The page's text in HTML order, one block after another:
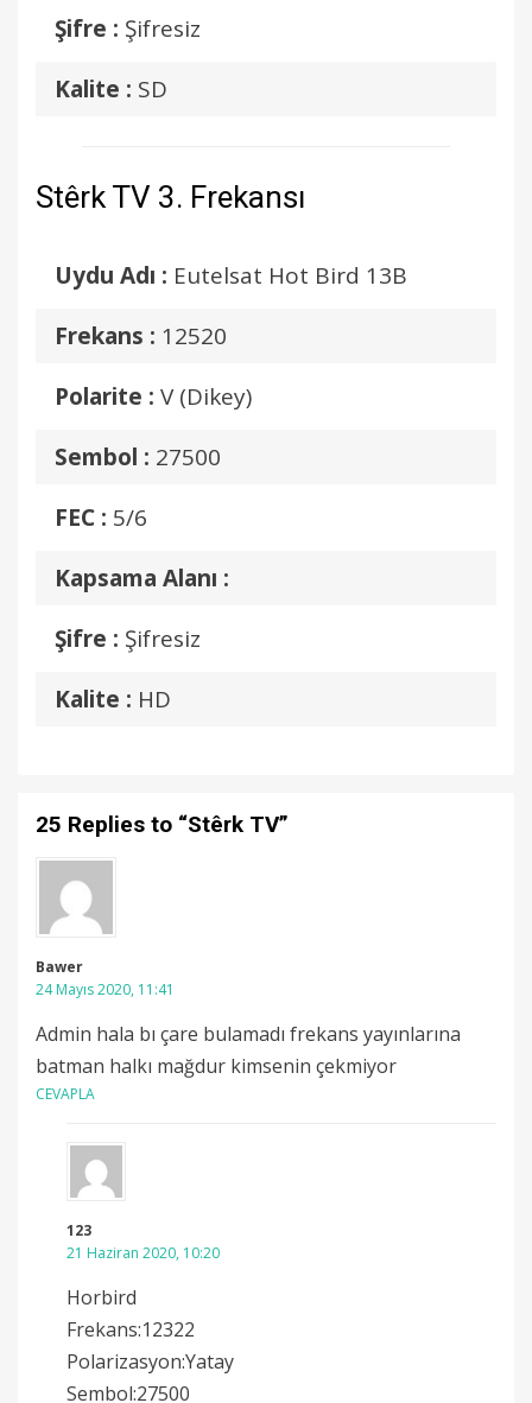
Şifre : Şifresiz
Kalite : SD
Stêrk TV 3. Frekansı
Uydu Adı : Eutelsat Hot Bird 13B
Frekans : 12520
Polarite : V (Dikey)
Sembol : 27500
FEC : 5/6
Kapsama Alanı :
Şifre : Şifresiz
Kalite : HD
25 Replies to “Stêrk TV”
Bawer
24 Mayıs 2020, 11:41
Admin hala bı çare bulamadı frekans yayınlarına
batman halkı mağdur kimsenin çekmiyor
CEVAPLA
123
21 Haziran 2020, 10:20
Horbird
Frekans:12322
Polarizasyon:Yatay
Sembol:27500